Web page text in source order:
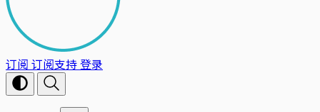
订阅 订阅支持登录